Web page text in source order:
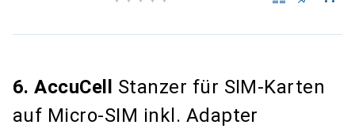
6. AccuCell
Stanzer für SIM-Karten
auf Micro-SIM inkl. Adapter